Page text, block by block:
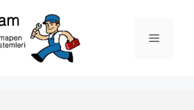
Menü